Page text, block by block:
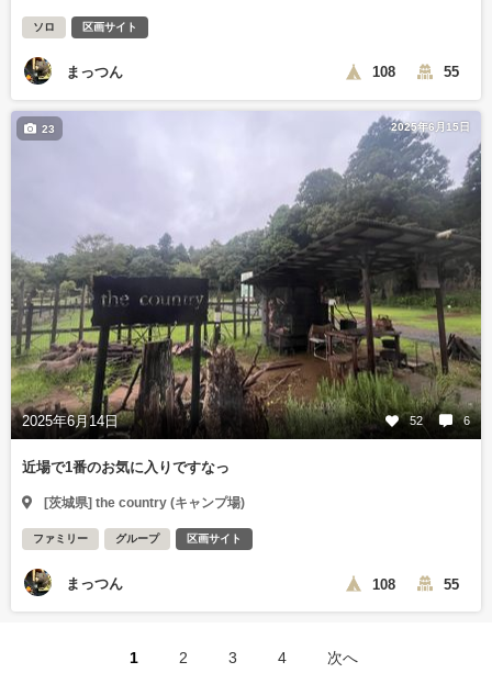
ソロ 区画サイト
まっつん 108 55
2025年6月15日
2025年6月14日 52 6
23
近場で1番のお気に入りですなっ
[茨城県] the country (キャンプ場)
ファミリー グループ 区画サイト
まっつん 108 55
1 2 3 4 次へ